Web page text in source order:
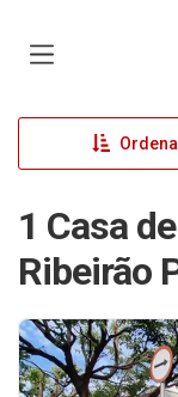
1 Casa
Ribeirão